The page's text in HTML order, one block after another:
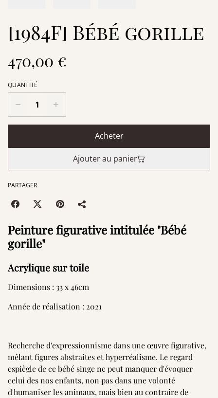
[1984F] Bébé gorille
470,00 €
QUANTITÉ
Acheter
Ajouter au panier
PARTAGER
Peinture figurative intitulée "Bébé
gorille"
Acrylique sur toile
Dimensions : 33 x 46cm
Année de réalisation : 2021
Recherche d'expressionnisme dans une œuvre figurative,
mêlant figures abstraites et hyperréalisme. Le regard
espiègle de ce bébé singe ne peut manquer d'évoquer
celui des nos enfants, non pas dans une volonté
d'humaniser les animaux, mais bien au contraire de